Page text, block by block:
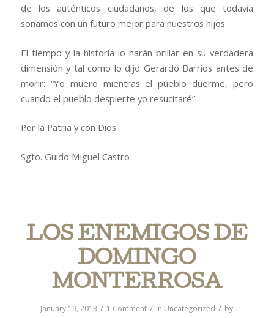
de los auténticos ciudadanos, de los que todavía
soñamos con un futuro mejor para nuestros hijos.
El tiempo y la historia lo harán brillar en su verdadera
dimensión y tal como lo dijo Gerardo Barrios antes de
morir: “Yo muero mientras el pueblo duerme, pero
cuando el pueblo despierte yo resucitaré”
Por la Patria y con Dios
Sgto. Guido Miguel Castro
LOS ENEMIGOS DE
DOMINGO
MONTERROSA
January 19, 2013 / 1 Comment / in Uncategorized / by